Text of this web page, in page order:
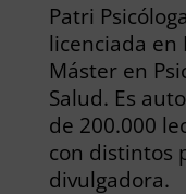
Patri
licenciada en
Máster en
Salud. Es
de 200.000
con distintos
divulgadora.